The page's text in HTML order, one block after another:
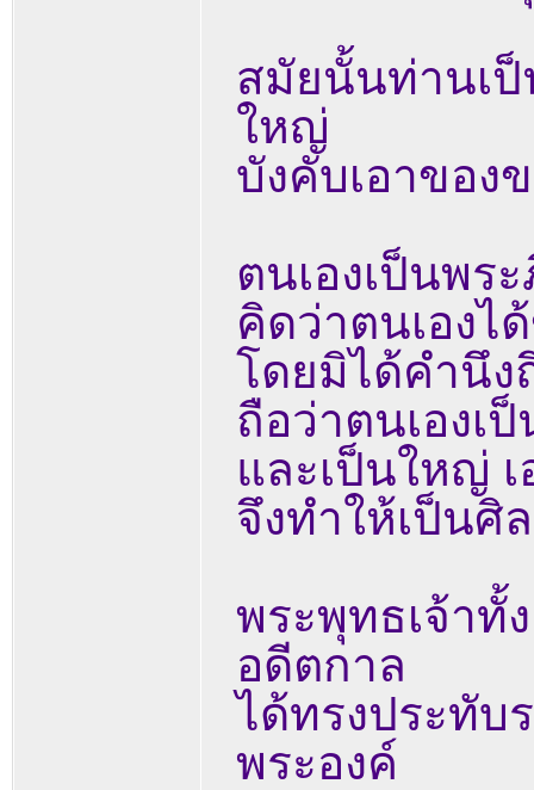
สมัยนั้นท่านเ
ใหญ่
บังคับเอาของ
ตนเองเป็นพร
คิดว่าตนเองไ
โดยมิได้คำนึง
ถือว่าตนเองเ
และเป็นใหญ่
จึงทำให้เป็นศิ
พระพุทธเจ้าทั้
อดีตกาล
ได้ทรงประทั
พระองค์